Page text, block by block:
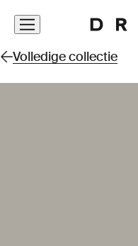
Navigatie
Volledige collectie